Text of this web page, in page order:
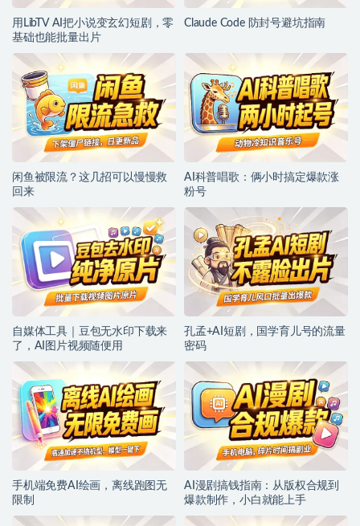
用LibTV AI把小说变玄幻短剧，零
基础也能批量出片
Claude Code 防封号避坑指南
闲鱼被限流？这几招可以慢慢救
回来
AI科普唱歌：俩小时搞定爆款涨
粉号
自媒体工具｜豆包无水印下载来
了，AI图片视频随便用
孔孟+AI短剧，国学育儿号的流量
密码
手机端免费AI绘画，离线跑图无
限制
AI漫剧搞钱指南：从版权合规到
爆款制作，小白就能上手